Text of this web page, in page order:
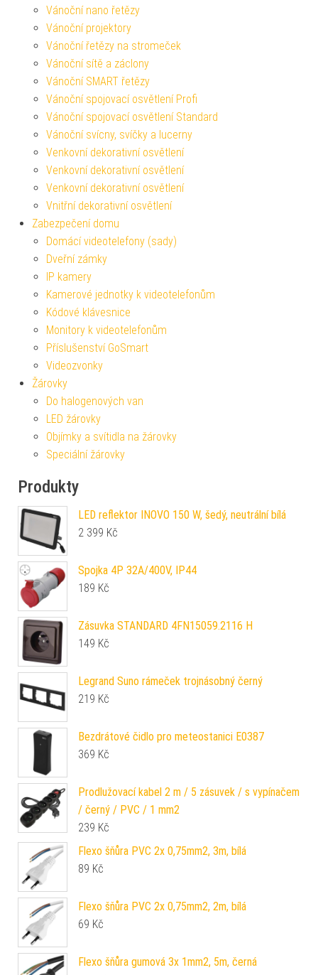
Vánoční nano řetězy
Vánoční projektory
Vánoční řetězy na stromeček
Vánoční sítě a záclony
Vánoční SMART řetězy
Vánoční spojovací osvětlení Profi
Vánoční spojovací osvětlení Standard
Vánoční svícny, svíčky a lucerny
Venkovní dekorativní osvětlení
Venkovní dekorativní osvětlení
Venkovní dekorativní osvětlení
Vnitřní dekorativní osvětlení
Zabezpečení domu
Domácí videotelefony (sady)
Dveřní zámky
IP kamery
Kamerové jednotky k videotelefonům
Kódové klávesnice
Monitory k videotelefonům
Příslušenství GoSmart
Videozvonky
Žárovky
Do halogenových van
LED žárovky
Objímky a svítidla na žárovky
Speciální žárovky
Produkty
LED reflektor INOVO 150 W, šedý, neutrální bílá
2 399 Kč
Spojka 4P 32A/400V, IP44
189 Kč
Zásuvka STANDARD 4FN15059.2116 H
149 Kč
Legrand Suno rámeček trojnásobný černý
219 Kč
Bezdrátové čidlo pro meteostanici E0387
369 Kč
Prodlužovací kabel 2 m / 5 zásuvek / s vypínačem
/ černý / PVC / 1 mm2
239 Kč
Flexo šňůra PVC 2x 0,75mm2, 3m, bílá
89 Kč
Flexo šňůra PVC 2x 0,75mm2, 2m, bílá
69 Kč
Flexo šňůra gumová 3x 1mm2, 5m, černá